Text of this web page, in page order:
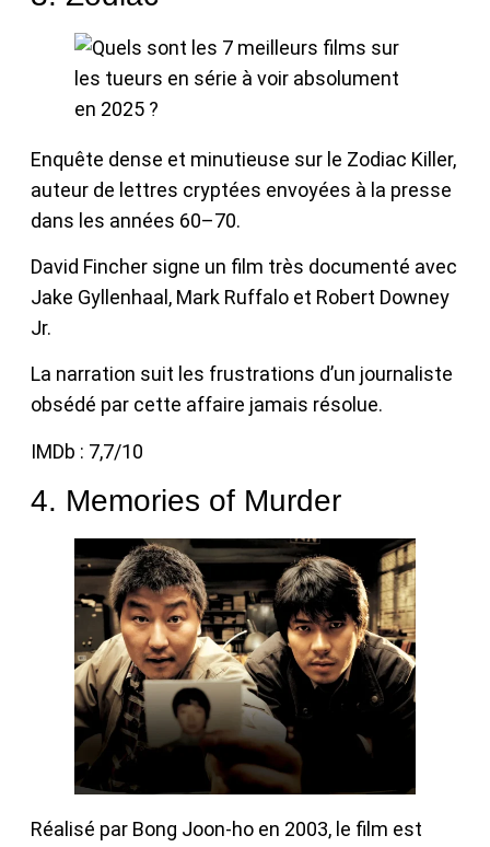
Enquête dense et minutieuse sur le Zodiac Killer,
auteur de lettres cryptées envoyées à la presse
dans les années 60–70.
David Fincher signe un film très documenté avec
Jake Gyllenhaal, Mark Ruffalo et Robert Downey
Jr.
La narration suit les frustrations d’un journaliste
obsédé par cette affaire jamais résolue.
IMDb : 7,7/10
4. Memories of Murder
Réalisé par Bong Joon-ho en 2003, le film est